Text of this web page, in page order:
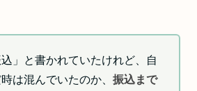
込」と書かれていたけれど、自
は混んでいたのか、 振込まで